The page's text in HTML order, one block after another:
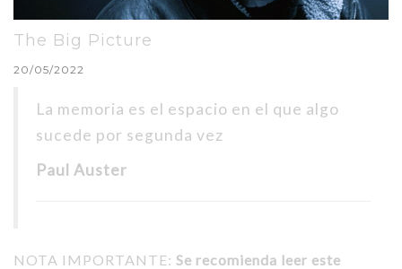
The Big Picture
20/05/2022
La memoria es el espacio en el que algo
sucede por segunda vez
Paul Auster
NOTA IMPORTANTE: Se recomienda leer este